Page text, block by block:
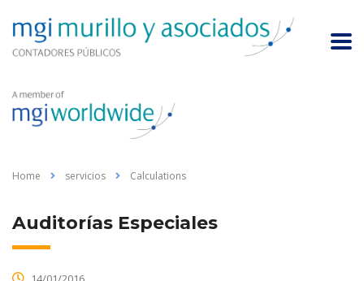
Home servicios Calculations
Auditorías Especiales